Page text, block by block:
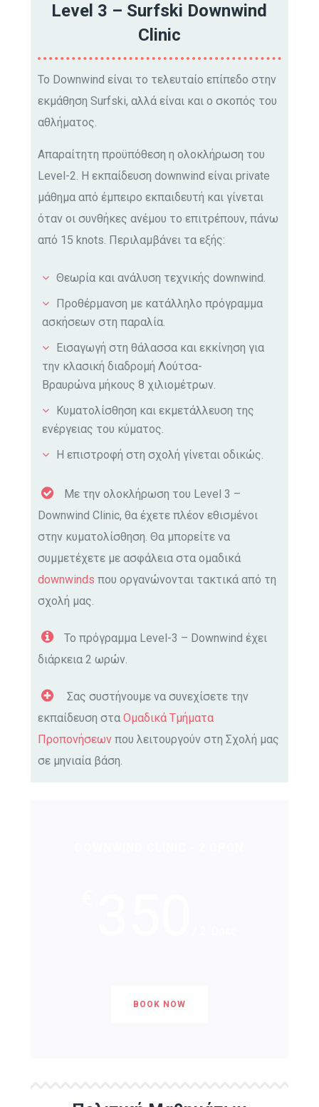
Level 3 – Surfski Downwind
Clinic
Το Downwind είναι το τελευταίο επίπεδο στην
εκμάθηση Surfski, αλλά είναι και ο σκοπός του
αθλήματος.
Απαραίτητη προϋπόθεση η ολοκλήρωση του
Level-2. Η εκπαίδευση downwind είναι private
μάθημα από έμπειρο εκπαιδευτή και γίνεται
όταν οι συνθήκες ανέμου το επιτρέπουν, πάνω
από 15 knots. Περιλαμβάνει τα εξής:
Θεωρία και ανάλυση τεχνικής downwind.
Προθέρμανση με κατάλληλο πρόγραμμα
ασκήσεων στη παραλία.
Εισαγωγή στη θάλασσα και εκκίνηση για
την κλασική διαδρομή Λούτσα-
Βραυρώνα μήκους 8 χιλιομέτρων.
Κυματολίσθηση και εκμετάλλευση της
ενέργειας του κύματος.
Η επιστροφή στη σχολή γίνεται οδικώς.
Με την ολοκλήρωση του Level 3 –
Downwind Clinic, θα έχετε πλέον εθισμένοι
στην κυματολίσθηση. Θα μπορείτε να
συμμετέχετε με ασφάλεια στα ομαδικά
downwinds που οργανώνονται τακτικά από τη
σχολή μας.
Το πρόγραμμα Level-3 – Downwind έχει
διάρκεια 2 ωρών.
Σας συστήνουμε να συνεχίσετε την
εκπαίδευση στα Ομαδικά Τμήματα
Προπονήσεωνπου λειτουργούν στη Σχολή μας
σε μηνιαία βάση.
BOOK NOW